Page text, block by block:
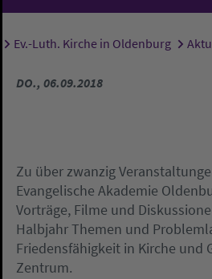
Sie sind hier:
Ev.-Luth. Kirche in Oldenburg
DO., 06.09.2018
Zu über zwanzig
Evangelische Akademie
Vorträge, Filme und
Halbjahr Themen und
Friedensfähigkeit in Kirche und
Zentrum.